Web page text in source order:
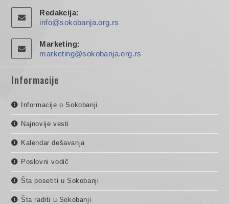
Redakcija:
info@sokobanja.org.rs
Marketing:
marketing@sokobanja.org.rs
Informacije
Informacije o Sokobanji
Najnovije vesti
Kalendar dešavanja
Poslovni vodič
Šta posetiti u Sokobanji
Šta raditi u Sokobanji